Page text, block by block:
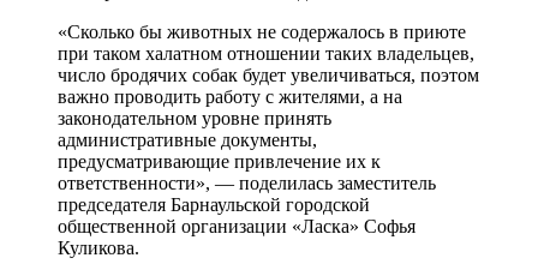
«Сколько бы животных не содержалось в приюте
при таком халатном отношении таких владельцев,
число бродячих собак будет увеличиваться, поэтом
важно проводить работу с жителями, а на
законодательном уровне принять
административные документы,
предусматривающие привлечение их к
ответственности», — поделилась заместитель
председателя Барнаульской городской
общественной организации «Ласка» Софья
Куликова.